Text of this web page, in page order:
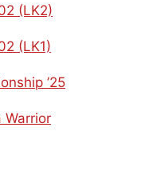
(LK2)
(LK1)
’25
Warrior